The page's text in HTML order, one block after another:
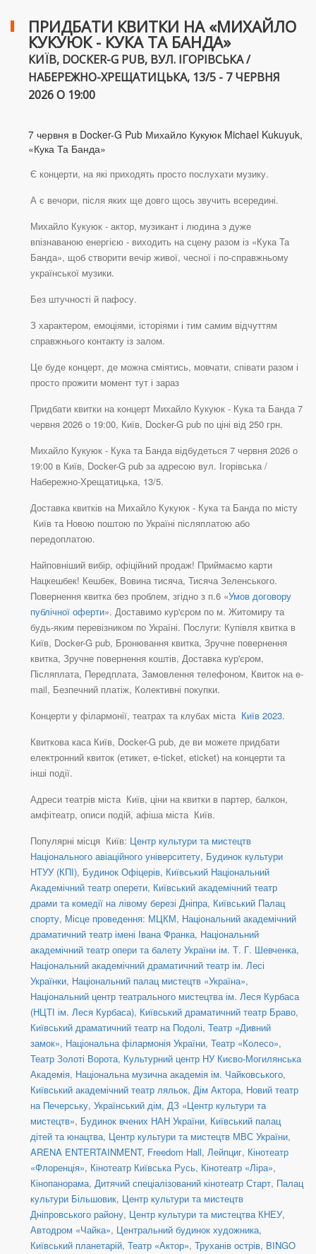
ПРИДБАТИ КВИТКИ НА «МИХАЙЛО
КУКУЮК - КУКА ТА БАНДА»
КИЇВ, DOCKER-G PUB, ВУЛ. ІГОРІВСЬКА /
НАБЕРЕЖНО-ХРЕЩАТИЦЬКА, 13/5 - 7 ЧЕРВНЯ
2026 О 19:00
7 червня в Docker-G Pub Михайло Кукуюк Michael Kukuyuk,
«Кука Та Банда»
Є концерти, на які приходять просто послухати музику.
А є вечори, після яких ще довго щось звучить всередині.
Михайло Кукуюк - актор, музикант і людина з дуже
впізнаваною енергією - виходить на сцену разом із «Кука Та
Банда», щоб створити вечір живої, чесної і по-справжньому
української музики.
Без штучності й пафосу.
З характером, емоціями, історіями і тим самим відчуттям
справжнього контакту із залом.
Це буде концерт, де можна сміятись, мовчати, співати разом і
просто прожити момент тут і зараз
Придбати квитки на концерт Михайло Кукуюк - Кука та Банда 7
червня 2026 о 19:00, Київ, Docker-G pub по ціні від 250 грн.
Михайло Кукуюк - Кука та Банда відбудеться 7 червня 2026 о
19:00 в Київ, Docker-G pub за адресою вул. Ігорівська /
Набережно-Хрещатицька, 13/5.
Доставка квитків на Михайло Кукуюк - Кука та Банда по місту
Київ та Новою поштою по Україні післяплатою або
передоплатою.
Найповніший вибір, офіційний продаж! Приймаємо карти
Нацкешбек! Кешбек, Вовина тисяча, Тисяча Зеленського.
Повернення квитка без проблем, згідно з п.6 «Умов договору
публічної оферти». Доставимо кур'єром по м. Житомиру та
будь-яким перевізником по Україні. Послуги: Купівля квитка в
Київ, Docker-G pub, Бронювання квитка, Зручне повернення
квитка, Зручне повернення коштів, Доставка кур'єром,
Післяплата, Передплата, Замовлення телефоном, Квиток на e-
mail, Безпечний платіж, Колективні покупки.
Концерти у філармонії, театрах та клубах міста Київ 2023.
Квиткова каса Київ, Docker-G pub, де ви можете придбати
електронний квиток (етикет, e-ticket, eticket) на концерти та
інші події.
Адреси театрів міста Київ, ціни на квитки в партер, балкон,
амфітеатр, описи подій, афіша міста Київ.
Популярні місця Київ: Центр культури та мистецтв
Національного авіаційного університету, Будинок культури
НТУУ (КПІ), Будинок Офіцерів, Київський Національний
Академічний театр оперети, Київський академічний театр
драми та комедії на лівому березі Дніпра, Київський Палац
спорту, Місце проведення: МЦКМ, Національний академічний
драматичний театр імені Івана Франка, Національний
академічний театр опери та балету України ім. Т. Г. Шевченка,
Національний академічний драматичний театр ім. Лесі
Українки, Національний палац мистецтв «Україна»,
Національний центр театрального мистецтва ім. Леся Курбаса
(НЦТІ ім. Леся Курбаса), Київський драматичний театр Браво,
Київський драматичний театр на Подолі, Театр «Дивний
замок», Національна філармонія України, Театр «Колесо»,
Театр Золоті Ворота, Культурний центр НУ Києво-Могилянська
Академія, Національна музична академія ім. Чайковського,
Київський академічний театр ляльок, Дім Актора, Новий театр
на Печерську, Український дім, ДЗ «Центр культури та
мистецтв», Будинок вчених НАН України, Київський палац
дітей та юнацтва, Центр культури та мистецтв МВС України,
ARENA ENTERTAINMENT, Freedom Hall, Лейпциг, Кінотеатр
«Флоренція», Кінотеатр Київська Русь, Кінотеатр «Ліра»,
Кінопанорама, Дитячий спеціалізований кінотеатр Старт, Палац
культури Більшовик, Центр культури та мистецтв
Дніпровського району, Центр культури та мистецтва КНЕУ,
Автодром «Чайка», Центральний будинок художника,
Київський планетарій, Театр «Актор», Труханів острів, BINGO